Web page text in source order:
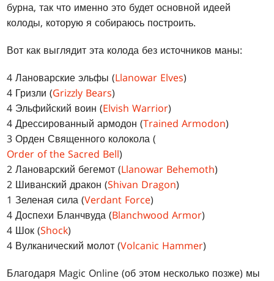
бурна, так что именно это будет основной идеей
колоды, которую я собираюсь построить.
Вот как выглядит эта колода без источников маны:
4 Лановарские эльфы (Llanowar Elves)
4 Гризли (Grizzly Bears)
4 Эльфийский воин (Elvish Warrior)
4 Дрессированный армодон (Trained Armodon)
3 Орден Священного колокола (
Order of the Sacred Bell)
2 Лановарский бегемот (Llanowar Behemoth)
2 Шиванский дракон (Shivan Dragon)
1 Зеленая сила (Verdant Force)
4 Доспехи Бланчвуда (Blanchwood Armor)
4 Шок (Shock)
4 Вулканический молот (Volcanic Hammer)
Благодаря Magic Online (об этом несколько позже) мы